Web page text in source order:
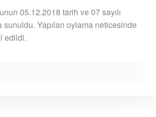
05.12.2018 tarih ve 07 sayılı
sunuldu. Yapılan oylama neticesinde
edildi.